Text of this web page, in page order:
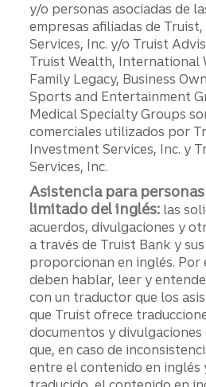
y/o personas asociadas de
empresas afiliadas de
Services, Inc. y/o Truist
Truist Wealth, International
Family Legacy, Business
Sports and Entertainment
Medical Specialty Groups
comerciales utilizados por
Investment Services, Inc. y
Services, Inc.
Asistencia para
limitado del inglés: las
acuerdos, divulgaciones y
a través de Truist Bank y
proporcionan en inglés. Por
deben hablar, leer y
con un traductor que los
que Truist ofrece
documentos y
que, en caso de
entre el contenido en inglés